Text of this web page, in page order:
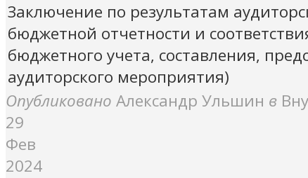
Заключение по результатам
бюджетной отчетности и
бюджетного учета, составления,
аудиторского мероприятия)
Опубликовано Александр Ульшин в
29
Фев
2024